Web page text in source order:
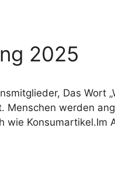
2025
Das Wort
werden
wie